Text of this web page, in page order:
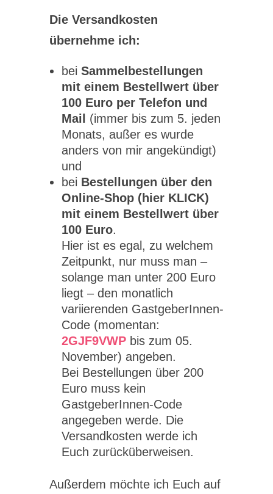
Die Versandkosten
übernehme ich:
bei Sammelbestellungen
mit einem Bestellwert über
100 Euro per Telefon und
Mail
(immer bis zum 5. jeden
Monats, außer es wurde
anders von mir angekündigt)
und
bei Bestellungen über den
Online-Shop (hier KLICK)
mit einem Bestellwert über
100 Euro.
Hier ist es egal, zu welchem
Zeitpunkt, nur muss man –
solange man unter 200 Euro
liegt – den monatlich
variierenden GastgeberInnen-
Code (momentan:
2GJF9VWPbis zum 05.
November) angeben.
Bei Bestellungen über 200
Euro muss kein
GastgeberInnen-Code
angegeben werde. Die
Versandkosten werde ich
Euch zurücküberweisen.
Außerdem möchte ich Euch auf